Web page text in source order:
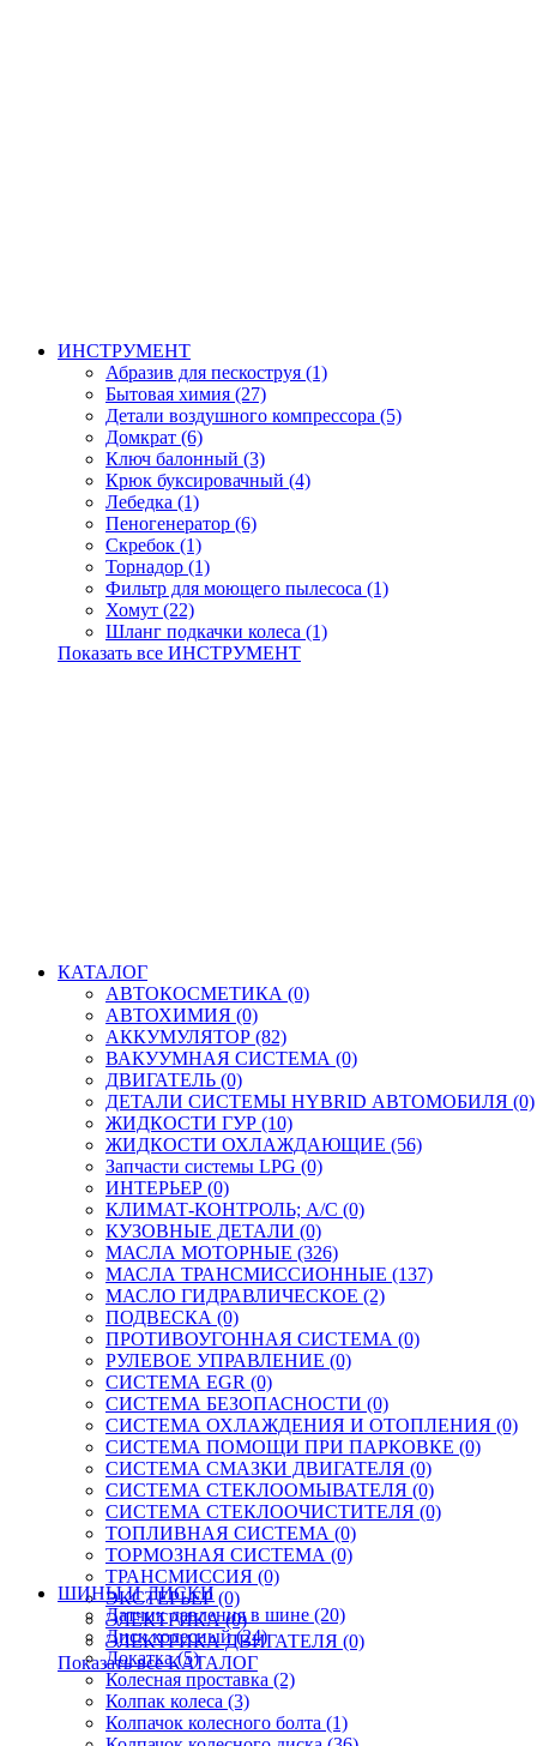
ИНСТРУМЕНТ
Абразив для пескоструя (1)
Бытовая химия (27)
Детали воздушного компрессора (5)
Домкрат (6)
Ключ балонный (3)
Крюк буксировачный (4)
Лебедка (1)
Пеногенератор (6)
Скребок (1)
Торнадор (1)
Фильтр для моющего пылесоса (1)
Хомут (22)
Шланг подкачки колеса (1)
Показать все ИНСТРУМЕНТ
КАТАЛОГ
АВТОКОСМЕТИКА (0)
АВТОХИМИЯ (0)
АККУМУЛЯТОР (82)
ВАКУУМНАЯ СИСТЕМА (0)
ДВИГАТЕЛЬ (0)
ДЕТАЛИ СИСТЕМЫ HYBRID АВТОМОБИЛЯ (0)
ЖИДКОСТИ ГУР (10)
ЖИДКОСТИ ОХЛАЖДАЮЩИЕ (56)
Запчасти системы LPG (0)
ИНТЕРЬЕР (0)
КЛИМАТ-КОНТРОЛЬ; A/C (0)
КУЗОВНЫЕ ДЕТАЛИ (0)
МАСЛА МОТОРНЫЕ (326)
МАСЛА ТРАНСМИССИОННЫЕ (137)
МАСЛО ГИДРАВЛИЧЕСКОЕ (2)
ПОДВЕСКА (0)
ПРОТИВОУГОННАЯ СИСТЕМА (0)
РУЛЕВОЕ УПРАВЛЕНИЕ (0)
СИСТЕМА EGR (0)
СИСТЕМА БЕЗОПАСНОСТИ (0)
СИСТЕМА ОХЛАЖДЕНИЯ И ОТОПЛЕНИЯ (0)
СИСТЕМА ПОМОЩИ ПРИ ПАРКОВКЕ (0)
СИСТЕМА СМАЗКИ ДВИГАТЕЛЯ (0)
СИСТЕМА СТЕКЛООМЫВАТЕЛЯ (0)
СИСТЕМА СТЕКЛООЧИСТИТЕЛЯ (0)
ТОПЛИВНАЯ СИСТЕМА (0)
ТОРМОЗНАЯ СИСТЕМА (0)
ТРАНСМИССИЯ (0)
ЭКСТЕРЬЕР (0)
ЭЛЕКТРИКА (0)
ЭЛЕКТРИКА ДВИГАТЕЛЯ (0)
Показать все КАТАЛОГ
ШИНЫ И ДИСКИ
Датчик давления в шине (20)
Диск колесный (24)
Докатка (5)
Колесная проставка (2)
Колпак колеса (3)
Колпачок колесного болта (1)